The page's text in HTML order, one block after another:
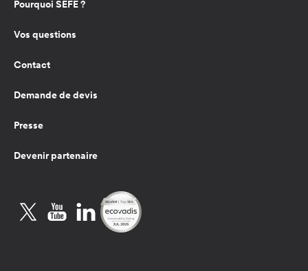
Pourquoi SEFE ?
Vos questions
Contact
Demande de devis
Presse
Devenir partenaire
TwitterYouTubeLinkedIn